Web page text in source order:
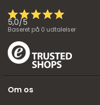
5,0/5
Baseret på 0 udtalelser
Om os